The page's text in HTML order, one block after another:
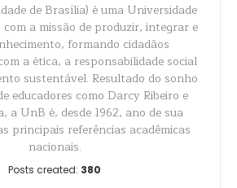
de Brasília) é uma Universidade
a missão de produzir, integrar e
formando cidadãos
a ética, a responsabilidade social
sustentável. Resultado do sonho
educadores como Darcy Ribeiro e
a UnB é, desde 1962, ano de sua
principais referências acadêmicas
nacionais.
Posts created: 380